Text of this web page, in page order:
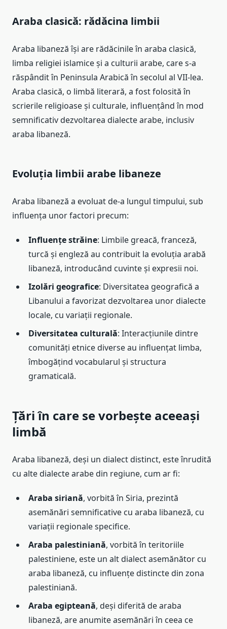
Araba clasică: rădăcina limbii
Araba libaneză își are rădăcinile în araba clasică,
limba religiei islamice și a culturii arabe, care s-a
răspândit în Peninsula Arabică în secolul al VII-lea.
Araba clasică, o limbă literară, a fost folosită în
scrierile religioase și culturale, influențând în mod
semnificativ dezvoltarea dialecte arabe, inclusiv
araba libaneză.
Evoluția limbii arabe libaneze
Araba libaneză a evoluat de-a lungul timpului, sub
influența unor factori precum:
Influențe străine: Limbile greacă, franceză,
turcă și engleză au contribuit la evoluția arabă
libaneză, introducând cuvinte și expresii noi.
Izolări geografice: Diversitatea geografică a
Libanului a favorizat dezvoltarea unor dialecte
locale, cu variații regionale.
Diversitatea culturală: Interacțiunile dintre
comunități etnice diverse au influențat limba,
îmbogățind vocabularul și structura
gramaticală.
Țări în care se vorbește aceeași
limbă
Araba libaneză, deși un dialect distinct, este înrudită
cu alte dialecte arabe din regiune, cum ar fi:
Araba siriană, vorbită în Siria, prezintă
asemănări semnificative cu araba libaneză, cu
variații regionale specifice.
Araba palestiniană, vorbită în teritoriile
palestiniene, este un alt dialect asemănător cu
araba libaneză, cu influențe distincte din zona
palestiniană.
Araba egipteană, deși diferită de araba
libaneză, are anumite asemănări în ceea ce